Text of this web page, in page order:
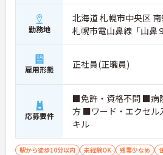
勤務地
北海道 札幌市中央区
札幌市電山鼻線「山鼻
雇用形態 正社員(正職員)
応募要件
■免許・資格不問 ■病
方 ■ワード・エクセル
キル
駅から徒歩10分以内 未経験OK 残業少なめ